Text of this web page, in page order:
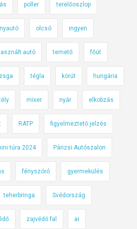
poller terelőoszlop
olcsó ingyen
autó temető főút
tégla körút hungária
mixer nyár elkobzás
RATP figyelmeztető jelzés
túra 2024 Párizsi Autószalon
fényszóró gyermekülés
teherbringa Svédország
zajvédő fal ai